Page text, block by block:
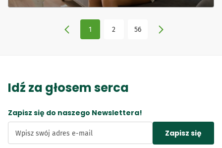
1 2 56
Idź za głosem serca
Zapisz się do naszego Newslettera!
Wpisz swój adres e-mail Zapisz się